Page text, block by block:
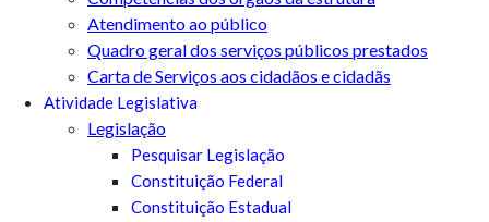
Atendimento ao público
Quadro geral dos serviços públicos prestados
Carta de Serviços aos cidadãos e cidadãs
Atividade Legislativa
Legislação
Pesquisar Legislação
Constituição Federal
Constituição Estadual